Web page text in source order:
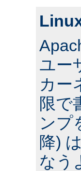
ユー
カー
限で
ンプ
降)
なう